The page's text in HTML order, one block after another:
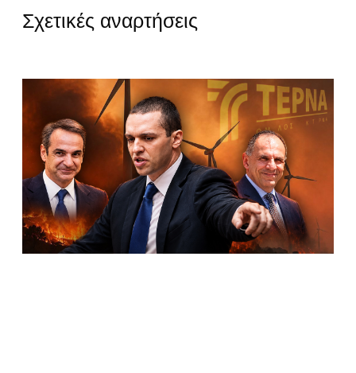
Σχετικές αναρτήσεις